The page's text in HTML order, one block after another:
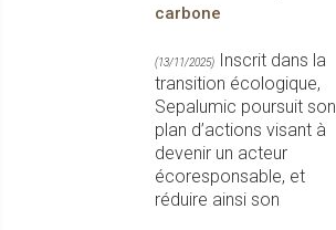
carbone
(13/11/2025) Inscrit dans la
transition écologique,
Sepalumic poursuit son
plan d’actions visant à
devenir un acteur
écoresponsable, et
réduire ainsi son